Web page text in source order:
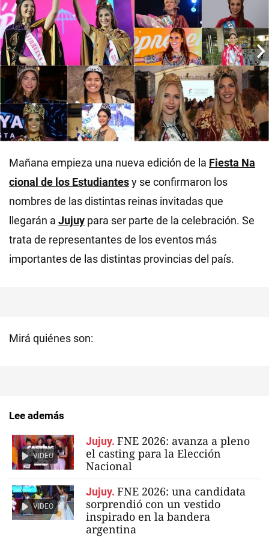
Mañana empieza una nueva edición de la Fiesta Na
cional de los Estudiantesy se confirmaron los
nombres de las distintas reinas invitadas que
llegarán a Jujuy para ser parte de la celebración. Se
trata de representantes de los eventos más
importantes de las distintas provincias del país.
Mirá quiénes son:
Lee además
VIDEO
Jujuy. FNE 2026: avanza a pleno
el casting para la Elección
Nacional
VIDEO
Jujuy. FNE 2026: una candidata
sorprendió con un vestido
inspirado en la bandera
argentina